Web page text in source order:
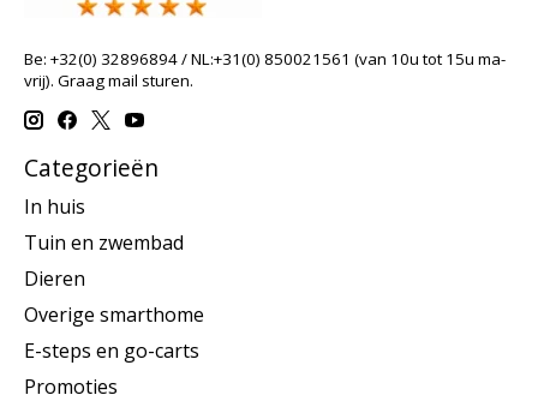
Be: +32(0) 32896894 / NL:+31(0) 850021561 (van 10u tot 15u ma-
vrij). Graag mail sturen.
Categorieën
In huis
Tuin en zwembad
Dieren
Overige smarthome
E-steps en go-carts
Promoties